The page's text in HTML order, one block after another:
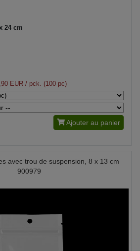
24 cm
EUR/ pck. (100 pc)
Ajouter au panier
avec trou de suspension, 8 x 13 cm
900979